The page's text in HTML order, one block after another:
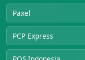
Paxel
PCP Express